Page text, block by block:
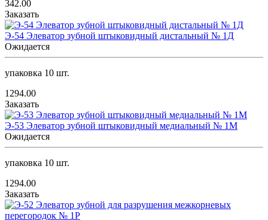
342.00
Заказать
Э-54 Элеватор зубной штыковидный дистальный № 1Д
Ожидается
упаковка 10 шт.
1294.00
Заказать
Э-53 Элеватор зубной штыковидный медиальный № 1М
Ожидается
упаковка 10 шт.
1294.00
Заказать